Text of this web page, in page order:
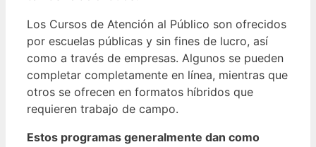
Los Cursos de Atención al Público son ofrecidos
por escuelas públicas y sin fines de lucro, así
como a través de empresas. Algunos se pueden
completar completamente en línea, mientras que
otros se ofrecen en formatos híbridos que
requieren trabajo de campo.
Estos programas generalmente dan como